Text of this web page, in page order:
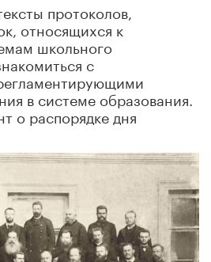
протоколов,
относящихся к
школьного
с
в системе образования.
о распорядке дня